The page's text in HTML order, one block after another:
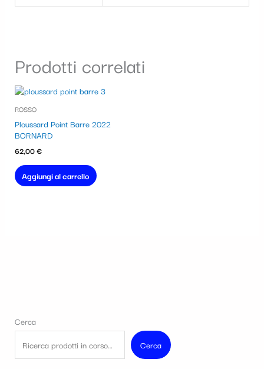
Prodotti correlati
ROSSO
Ploussard Point Barre 2022
BORNARD
62,00€
Aggiungi al carrello
Cerca
Cerca